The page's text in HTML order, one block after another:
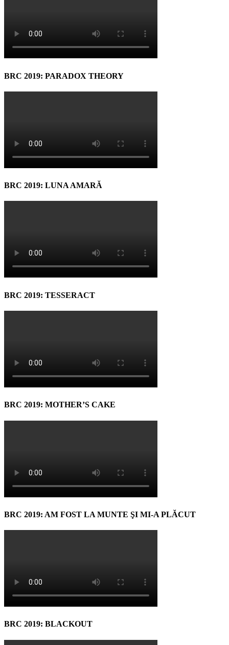
BRC 2019: PARADOX THEORY
BRC 2019: LUNA AMARĂ
BRC 2019: TESSERACT
BRC 2019: MOTHER’S CAKE
BRC 2019: AM FOST LA MUNTE ŞI MI-A PLĂCUT
BRC 2019: BLACKOUT